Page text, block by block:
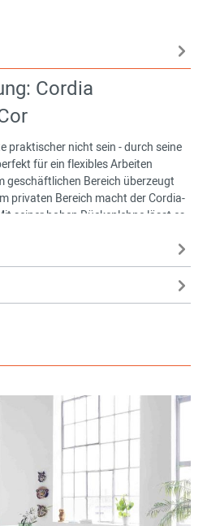
Cordia
praktischer nicht sein - durch seine
für ein flexibles Arbeiten
geschäftlichen Bereich überzeugt
privaten Bereich macht der Cordia-
seiner hohen Rückenlehne lässt es
konfigurieren. Es ist sogar
Bezüge zu wählen. Wenn wir
Das i-Tüpfelchen ist eine
Preisen ausgezeichnet, unter
Award. Cor ist Teil von Interlübke,
gegründet wurde. Der Begriff
Lateinischen ab, wo es ‚Herz‘
sich in Rheda-Wiedenbrück.